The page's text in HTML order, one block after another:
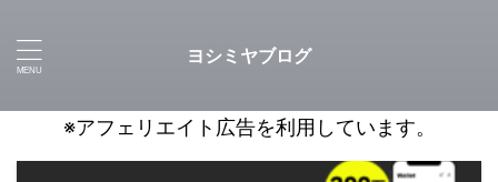
ヨシミヤブログ
※アフェリエイト広告を利用しています。